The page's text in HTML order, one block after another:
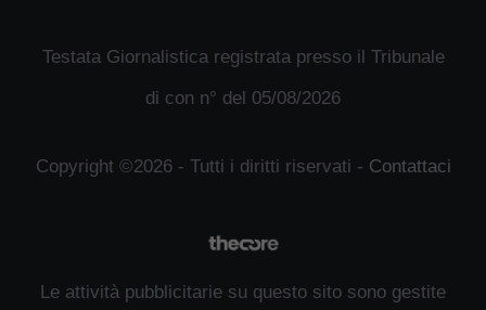
Testata Giornalistica registrata presso il Tribunale
di con n° del 05/08/2026
Copyright ©2026 - Tutti i diritti riservati - Contattaci
Le attività pubblicitarie su questo sito sono gestite